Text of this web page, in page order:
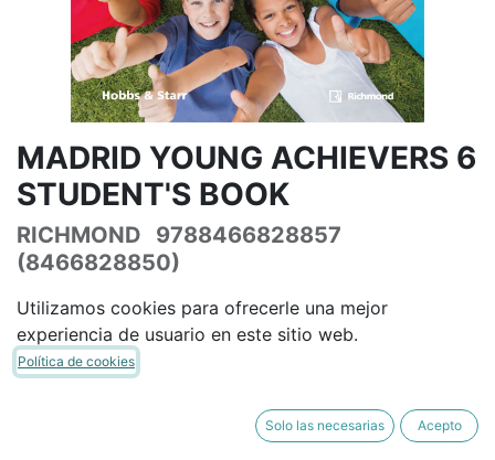
MADRID YOUNG ACHIEVERS 6
STUDENT'S BOOK
RICHMOND
9788466828857
(8466828850)
29,23€ 34,39€ IVA Incluido
COMPRAR AHORA
Utilizamos cookies para ofrecerle una mejor
experiencia de usuario en este sitio web.
Política de cookies
Solo las necesarias Acepto